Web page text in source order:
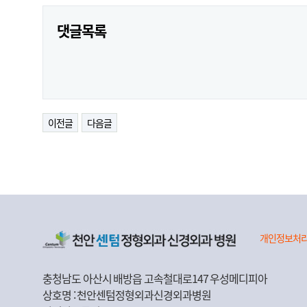
댓글목록
이전글 다음글
개인정보처
충청남도 아산시 배방읍 고속철대로147 우성메디피아
상호명 : 천안센텀정형외과신경외과병원